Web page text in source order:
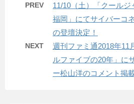
PREV
11/10（土）「クール
福岡」にてサイバーコ
の登壇決定！
NEXT
週刊ファミ通2018年11
ルファイブの20年」に
ー松山洋のコメント掲